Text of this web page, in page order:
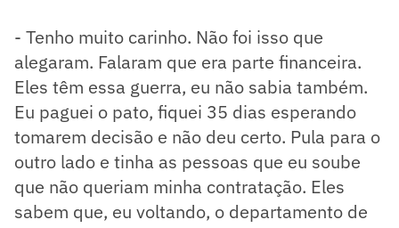
- Tenho muito carinho. Não foi isso que
alegaram. Falaram que era parte financeira.
Eles têm essa guerra, eu não sabia também.
Eu paguei o pato, fiquei 35 dias esperando
tomarem decisão e não deu certo. Pula para o
outro lado e tinha as pessoas que eu soube
que não queriam minha contratação. Eles
sabem que, eu voltando, o departamento de